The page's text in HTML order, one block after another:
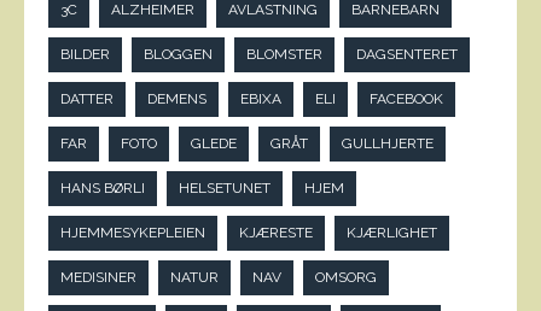
3C ALZHEIMER AVLASTNING BARNEBARN
BILDER BLOGGEN BLOMSTER DAGSENTERET
DATTER DEMENS EBIXA ELI FACEBOOK
FAR FOTO GLEDE GRÅT GULLHJERTE
HANS BØRLI HELSETUNET HJEM
HJEMMESYKEPLEIEN KJÆRESTE KJÆRLIGHET
MEDISINER NATUR NAV OMSORG